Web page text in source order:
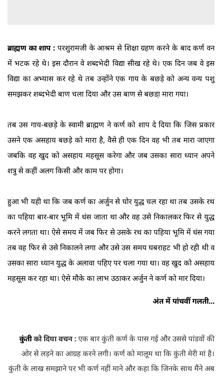
ब्राह्मण का शाप : परशुरामजी के आश्रम से शिक्षा ग्रहण करने के बाद कर्ण वन
में भटक रहे थे। इस दौरान वे शब्दभेदी विद्या सीख रहे थे। एक दिन जब वे इस
विद्या का अभ्यास कर रहे थे तब उन्होंने एक गाय के बछड़े को अन्य वन्य पशु
समझकर शब्दभेदी बाण चला दिया और उस बाण से बछडा़ मारा गया।
तब उस गाय-बछड़े के स्वामी ब्राह्मण ने कर्ण को शाप दे दिया कि जिस प्रकार
उसने एक असहाय बछड़े को मारा है, वैसे ही एक दिन वह भी तब मारा जाएगा
जबकि वह खुद को असहाय महसूस करेगा और जब उसका सारा ध्यान अपने
शत्रु से कहीं अलग किसी और काम पर होगा।
हुआ भी यही था कि जब कर्ण का अर्जुन से घोर युद्ध चल रहा था ‍तब उसके रथ
का पहिया बार-बार भूमि में धंस जाता था और वह उसे निकालकर फिर से युद्ध
करने लगता था। ऐसे समय में जब फिर से उसके रथ का पहिया भूमि में धंस गया
तब वह फिर से उसे निकालने लगा और उसे उस समय घबराहट भी हो रही थी व
उसका सारा ध्यान युद्ध के अलावा पहिए पर चला गया था। वह खुद को असहाय
महसूस कर रहा था। ऐसे मौके का लाभ उठाकर अर्जुन ने कर्ण को मार दिया।
अंत में पांचवीं गलती...
कुंतीको दिया वचन : एक बार कुंती कर्ण के पास गई और उससे पांडवों की
ओर से लड़ने का आग्रह करने लगी। कर्ण को मालूम था कि कुंती मेरी मां है।
कुंती के लाख समझाने पर भी कर्ण नहीं माने और कहा कि जिनके साथ मैंने अब